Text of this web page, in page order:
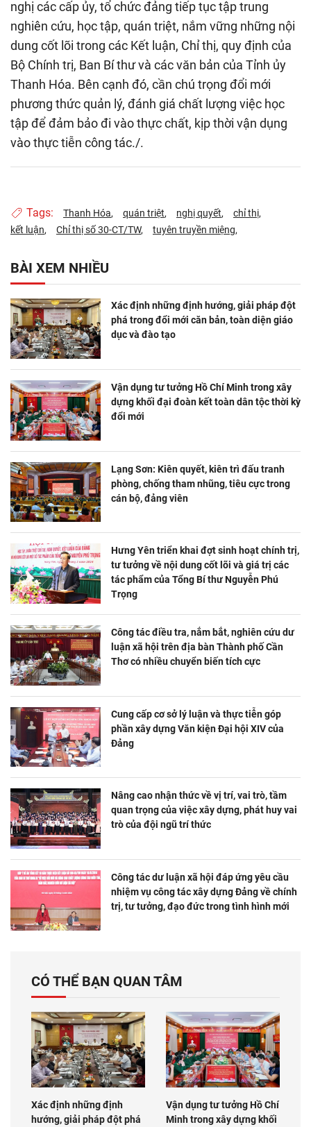
nghị các cấp ủy, tổ chức đảng tiếp tục tập trung
nghiên cứu, học tập, quán triệt, nắm vững những nội
dung cốt lõi trong các Kết luận, Chỉ thị, quy định của
Bộ Chính trị, Ban Bí thư và các văn bản của Tỉnh ủy
Thanh Hóa. Bên cạnh đó, cần chú trọng đổi mới
phương thức quản lý, đánh giá chất lượng việc học
tập để đảm bảo đi vào thực chất, kịp thời vận dụng
vào thực tiễn công tác./.
Tags: Thanh Hóa quán triệt nghị quyết
chỉ thị
kết luận
Chỉ thị số 30-CT/TW tuyên truyền miệng
BÀI XEM NHIỀU
Xác định những định hướng, giải pháp đột
phá trong đổi mới căn bản, toàn diện giáo
dục và đào tạo
Vận dụng tư tưởng Hồ Chí Minh trong xây
dựng khối đại đoàn kết toàn dân tộc thời kỳ
đổi mới
Lạng Sơn: Kiên quyết, kiên trì đấu tranh
phòng, chống tham nhũng, tiêu cực trong
cán bộ, đảng viên
Hưng Yên triển khai đợt sinh hoạt chính trị,
tư tưởng về nội dung cốt lõi và giá trị các
tác phẩm của Tổng Bí thư Nguyễn Phú
Trọng
Công tác điều tra, nắm bắt, nghiên cứu dư
luận xã hội trên địa bàn Thành phố Cần
Thơ có nhiều chuyển biến tích cực
Cung cấp cơ sở lý luận và thực tiễn góp
phần xây dựng Văn kiện Đại hội XIV của
Đảng
Nâng cao nhận thức về vị trí, vai trò, tầm
quan trọng của việc xây dựng, phát huy vai
trò của đội ngũ trí thức
Công tác dư luận xã hội đáp ứng yêu cầu
nhiệm vụ công tác xây dựng Đảng về chính
trị, tư tưởng, đạo đức trong tình hình mới
CÓ THỂ BẠN QUAN TÂM
Xác định những định
hướng, giải pháp đột phá
Vận dụng tư tưởng Hồ Chí
Minh trong xây dựng khối